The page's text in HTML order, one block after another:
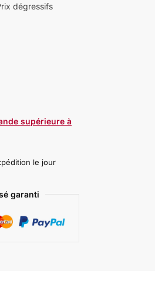
dégressifs
supérieure à
le jour
garanti